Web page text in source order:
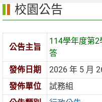
區
校園公告
公告主旨
114學年度第
答
發佈日期
2026 年 5 月
發佈單位
試務組